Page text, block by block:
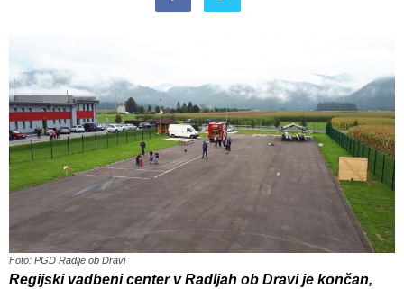
Foto: PGD Radlje ob Dravi
Regijski vadbeni center v Radljah ob Dravi je končan,